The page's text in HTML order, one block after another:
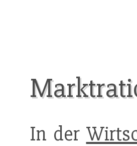
In der